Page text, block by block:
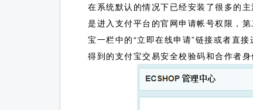
在系统默认的情况下已经安装了很多的
是进入支付平台的官网申请帐号权限，
宝一栏中的“立即在线申请”链接或者直
得到的支付宝交易安全校验码和合作者